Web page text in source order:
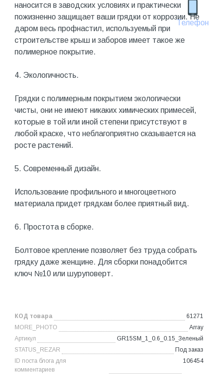
Телефон
наносится в заводских условиях и практически
пожизненно защищает ваши грядки от коррозии. Не
даром весь профнастил, используемый при
строительстве крыш и заборов имеет такое же
полимерное покрытие.
4. Экологичность.
Грядки с полимерным покрытием экологически
чисты, они не имеют никаких химических примесей,
которые в той или иной степени присутствуют в
любой краске, что неблагоприятно сказывается на
росте растений.
5. Современный дизайн.
Использование профильного и многоцветного
материала придет грядкам более приятный вид.
6. Простота в сборке.
Болтовое крепление позволяет без труда собрать
грядку даже женщине. Для сборки понадобится
ключ №10 или шуруповерт.
КОД товара
61271
MORE_PHOTO
Array
Артикул
GR15SM_1_0.6_0.15_Зеленый
STATUS_REZAR
Под заказ
ID поста блога для
комментариев
106454